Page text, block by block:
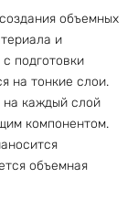
объемных
и
подготовки
на тонкие слои.
каждый слой
компонентом.
объемная